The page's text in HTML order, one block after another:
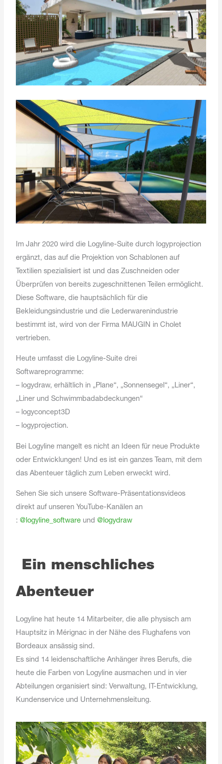
Im Jahr 2020 wird die Logyline-Suite durch logyprojection
ergänzt, das auf die Projektion von Schablonen auf
Textilien spezialisiert ist und das Zuschneiden oder
Überprüfen von bereits zugeschnittenen Teilen ermöglicht.
Diese Software, die hauptsächlich für die
Bekleidungsindustrie und die Lederwarenindustrie
bestimmt ist, wird von der Firma MAUGIN in Cholet
vertrieben.
Heute umfasst die Logyline-Suite drei
Softwareprogramme:
– logydraw, erhältlich in „Plane“, „Sonnensegel“, „Liner“,
„Liner und Schwimmbadabdeckungen“
– logyconcept3D
– logyprojection.
Bei Logyline mangelt es nicht an Ideen für neue Produkte
oder Entwicklungen! Und es ist ein ganzes Team, mit dem
das Abenteuer täglich zum Leben erweckt wird.
Sehen Sie sich unsere Software-Präsentationsvideos
direkt auf unseren YouTube-Kanälen an
:@logyline_software und@logydraw
Ein menschliches
Abenteuer
Logyline hat heute 14 Mitarbeiter, die alle physisch am
Hauptsitz in Mérignac in der Nähe des Flughafens von
Bordeaux ansässig sind.
Es sind 14 leidenschaftliche Anhänger ihres Berufs, die
heute die Farben von Logyline ausmachen und in vier
Abteilungen organisiert sind: Verwaltung, IT-Entwicklung,
Kundenservice und Unternehmensleitung.